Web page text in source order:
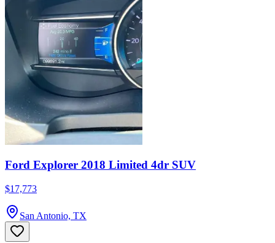
Ford Explorer 2018 Limited 4dr SUV
$17,773
San Antonio, TX